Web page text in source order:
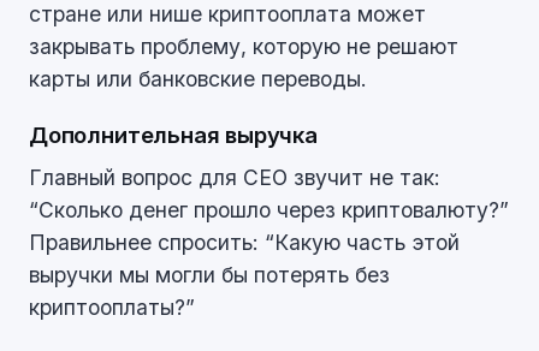
стране или нише криптооплата может
закрывать проблему, которую не решают
карты или банковские переводы.
Дополнительная выручка
Главный вопрос для CEO звучит не так:
“Сколько денег прошло через криптовалюту?”
Правильнее спросить: “Какую часть этой
выручки мы могли бы потерять без
криптооплаты?”